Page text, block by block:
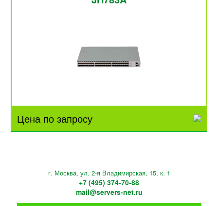
Цена по запросу
г. Москва, ул. 2-я Владимирская, 15, к. 1
+7 (495) 374-70-88
mail@servers-net.ru